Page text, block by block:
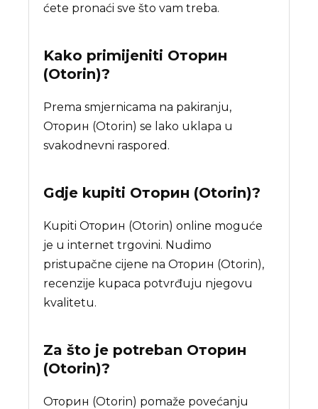
ćete pronaći sve što vam treba.
Kako primijeniti Оторин
(Otorin)?
Prema smjernicama na pakiranju,
Оторин (Otorin) se lako uklapa u
svakodnevni raspored.
Gdje kupiti Оторин (Otorin)?
Kupiti Оторин (Otorin) online moguće
je u internet trgovini. Nudimo
pristupačne cijene na Оторин (Otorin),
recenzije kupaca potvrđuju njegovu
kvalitetu.
Za što je potreban Оторин
(Otorin)?
Оторин (Otorin) pomaže povećanju